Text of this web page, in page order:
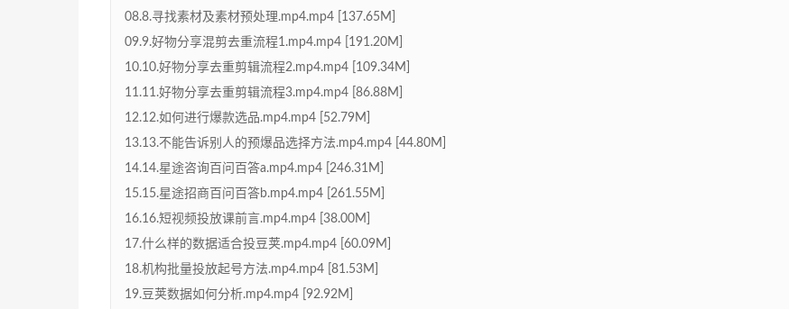
08.8.寻找素材及素材预处理.mp4.mp4 [137.65M]
09.9.好物分享混剪去重流程1.mp4.mp4 [191.20M]
10.10.好物分享去重剪辑流程2.mp4.mp4 [109.34M]
11.11.好物分享去重剪辑流程3.mp4.mp4 [86.88M]
12.12.如何进行爆款选品.mp4.mp4 [52.79M]
13.13.不能告诉别人的预爆品选择方法.mp4.mp4 [44.80M]
14.14.星途咨询百问百答a.mp4.mp4 [246.31M]
15.15.星途招商百问百答b.mp4.mp4 [261.55M]
16.16.短视频投放课前言.mp4.mp4 [38.00M]
17.什么样的数据适合投豆荚.mp4.mp4 [60.09M]
18.机构批量投放起号方法.mp4.mp4 [81.53M]
19.豆荚数据如何分析.mp4.mp4 [92.92M]